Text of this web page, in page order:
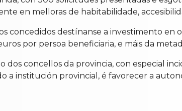
en melloras de habitabilidade,
concedidos destínanse a investimento
por persoa beneficiaria, e máis da
concellos da provincia, con especial
a institución provincial, é favorecer a